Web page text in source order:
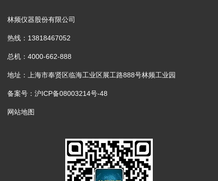
林频仪器股份有限公司
热线：13818467052
总机：4000-662-888
地址：上海市奉贤区临海工业区展工路888号林频工业园
备案号：沪ICP备08003214号-48
网站地图